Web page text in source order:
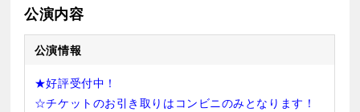
公演内容
公演情報
★好評受付中！
☆チケットのお引き取りはコンビニのみとなります！